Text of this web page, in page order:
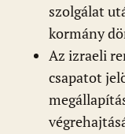
szolgálat
kormány
Az izraeli
csapatot